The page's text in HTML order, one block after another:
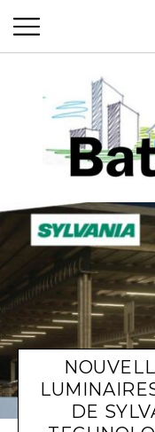
Les News du
DE